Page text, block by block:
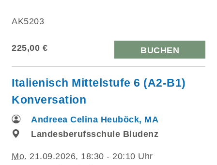
AK5203
225,00 € BUCHEN
Italienisch Mittelstufe 6 (A2-B1)
Konversation
Andreea Celina Heuböck, MA
Landesberufsschule Bludenz
Mo. 21.09.2026, 18:30 - 20:10 Uhr